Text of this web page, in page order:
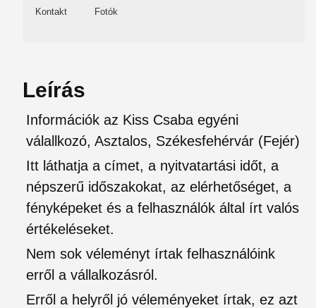
Kontakt Fotók
Leírás
Információk az Kiss Csaba egyéni
válallkozó, Asztalos, Székesfehérvár (Fejér)
Itt láthatja a címet, a nyitvatartási időt, a
népszerű időszakokat, az elérhetőséget, a
fényképeket és a felhasználók által írt valós
értékeléseket.
Nem sok véleményt írtak felhasználóink
erről a vállalkozásról.
Erről a helyről jó véleményeket írtak, ez azt